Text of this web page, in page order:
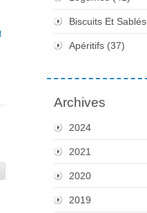
Biscuits Et Sablés
Apéritifs (37)
Archives
2024
2021
2020
2019